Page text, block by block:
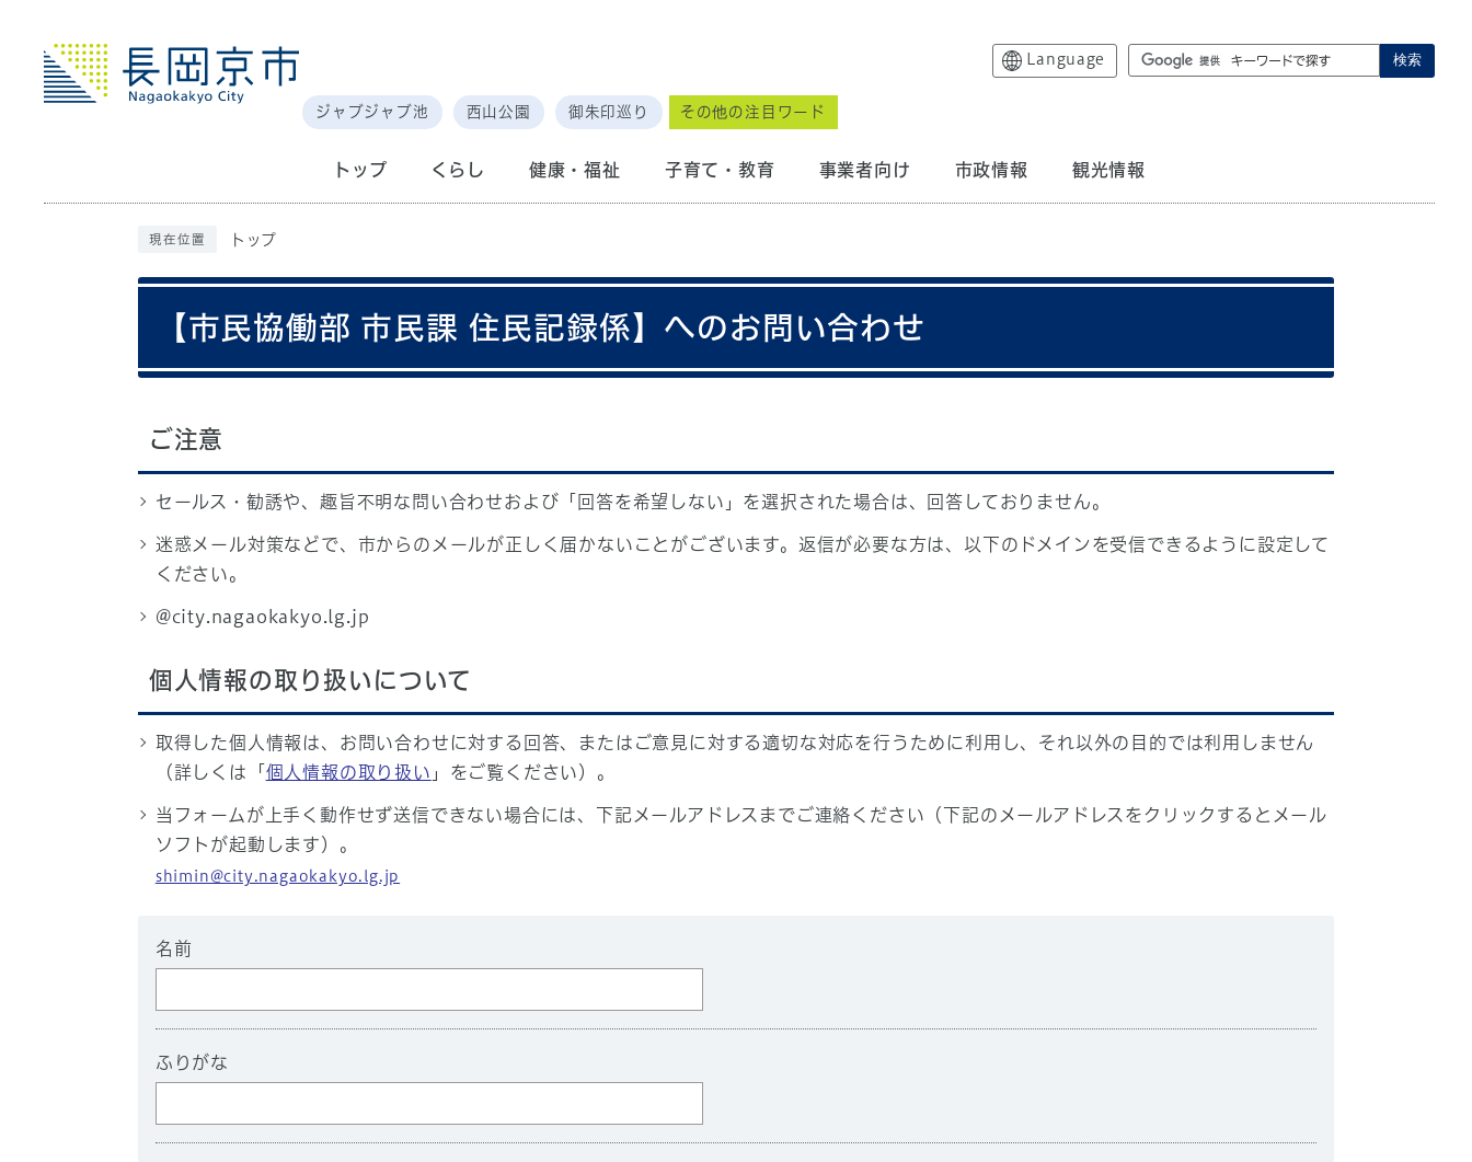
Language 検索
ジャブジャブ池 西山公園 御朱印巡り その他の注目ワード
トップ くらし 健康・福祉 子育て・教育 事業者向け 市政情報 観光情報
現在位置 トップ
【市民協働部 市民課 住民記録係】へのお問い合わせ
ご注意
セールス・勧誘や、趣旨不明な問い合わせおよび「回答を希望しない」を選択された場合は、回答しておりません。
迷惑メール対策などで、市からのメールが正しく届かないことがございます。返信が必要な方は、以下のドメインを受信できるように設定して
ください。
@city.nagaokakyo.lg.jp
個人情報の取り扱いについて
取得した個人情報は、お問い合わせに対する回答、またはご意見に対する適切な対応を行うために利用し、それ以外の目的では利用しません
（詳しくは「 個人情報の取り扱い 」をご覧ください）。
当フォームが上手く動作せず送信できない場合には、下記メールアドレスまでご連絡ください（下記のメールアドレスをクリックするとメール
ソフトが起動します）。
shimin@city.nagaokakyo.lg.jp
名前
ふりがな